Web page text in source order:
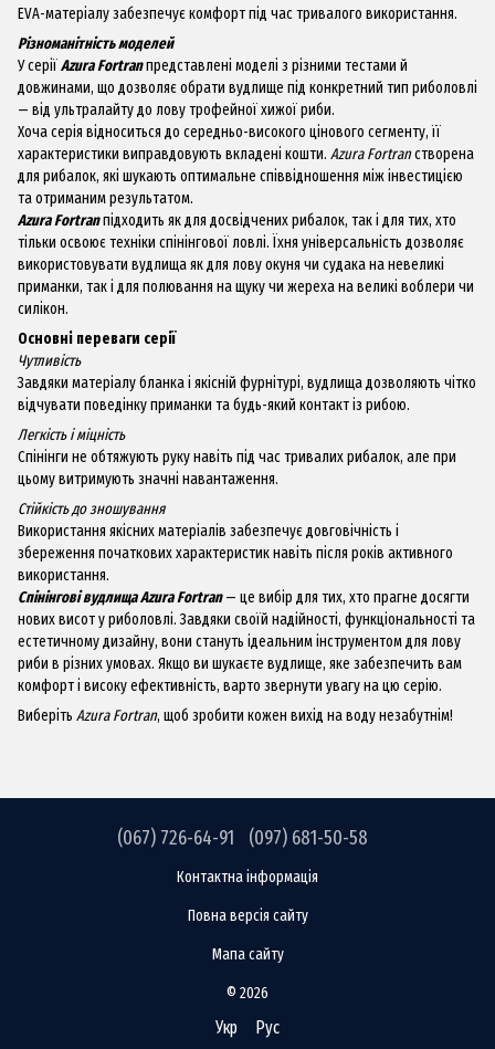
EVA-матеріалу забезпечує комфорт під час тривалого використання.
Різноманітність моделей
У серіїAzura Fortranпредставлені моделі з різними тестами й
довжинами, що дозволяє обрати вудлище під конкретний тип риболовлі
— від ультралайту до лову трофейної хижої риби.
Хоча серія відноситься до середньо-високого цінового сегменту, її
характеристики виправдовують вкладені кошти. Azura Fortranстворена
для рибалок, які шукають оптимальне співвідношення між інвестицією
та отриманим результатом.
Azura Fortranпідходить як для досвідчених рибалок, так і для тих, хто
тільки освоює техніки спінінгової ловлі. Їхня універсальність дозволяє
використовувати вудлища як для лову окуня чи судака на невеликі
приманки, так і для полювання на щуку чи жереха на великі воблери чи
силікон.
Основні переваги серії
Чутливість
Завдяки матеріалу бланка і якісній фурнітурі, вудлища дозволяють чітко
відчувати поведінку приманки та будь-який контакт із рибою.
Легкість і міцність
Спінінги не обтяжують руку навіть під час тривалих рибалок, але при
цьому витримують значні навантаження.
Стійкість до зношування
Використання якісних матеріалів забезпечує довговічність і
збереження початкових характеристик навіть після років активного
використання.
Спінінгові вудлища Azura Fortran— це вибір для тих, хто прагне досягти
нових висот у риболовлі. Завдяки своїй надійності, функціональності та
естетичному дизайну, вони стануть ідеальним інструментом для лову
риби в різних умовах. Якщо ви шукаєте вудлище, яке забезпечить вам
комфорт і високу ефективність, варто звернути увагу на цю серію.
Виберіть Azura Fortran, щоб зробити кожен вихід на воду незабутнім!
(067) 726-64-91 (097) 681-50-58
Контактна інформація
Повна версія сайту
Мапа сайту
© 2026
Укр Рус